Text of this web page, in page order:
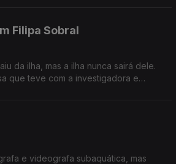
Filipa Sobral
da ilha, mas a ilha nunca sairá dele.
que teve com a investigadora e
e videografa subaquática, mas